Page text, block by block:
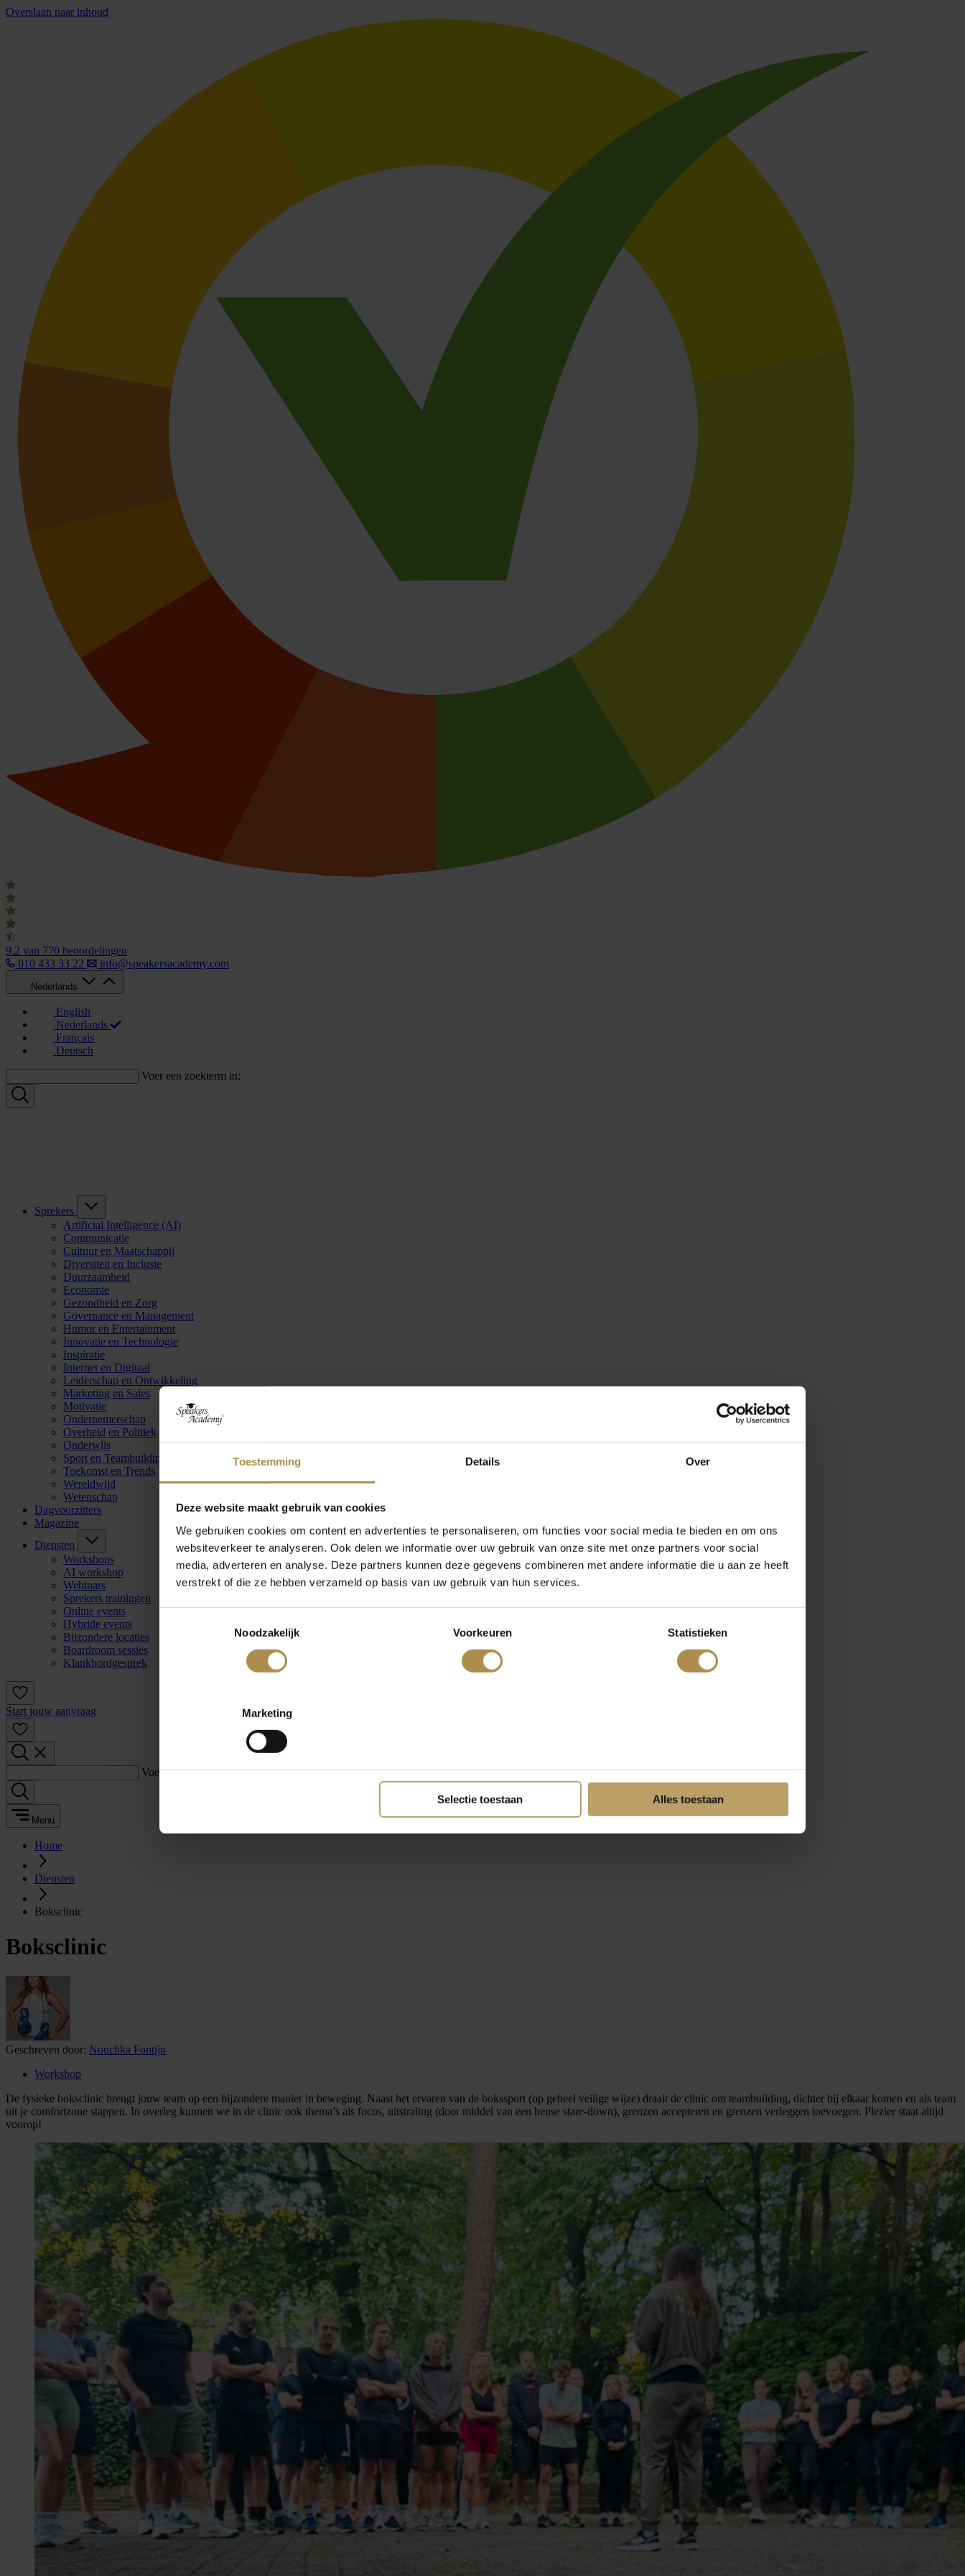
Toestemming Details Over
Deze website maakt gebruik van cookies
We gebruiken cookies om content en advertenties te personaliseren, om functies voor social media te bieden en om ons
websiteverkeer te analyseren. Ook delen we informatie over uw gebruik van onze site met onze partners voor social
media, adverteren en analyse. Deze partners kunnen deze gegevens combineren met andere informatie die u aan ze heeft
verstrekt of die ze hebben verzameld op basis van uw gebruik van hun services.
Noodzakelijk
Voorkeuren Statistieken
Marketing
Selectie toestaan Alles toestaan
Overslaan naar inhoud
9.2 van 770 beoordelingen
010 433 33 22
info@speakersacademy.com
Nederlands
English
Nederlands
Français
Deutsch
Voer een zoekterm in:
Sprekers
Artificial Intelligence (AI)
Communicatie
Cultuur en Maatschappij
Diversiteit en Inclusie
Duurzaamheid
Economie
Gezondheid en Zorg
Governance en Management
Humor en Entertainment
Innovatie en Technologie
Inspiratie
Internet en Digitaal
Leiderschap en Ontwikkeling
Marketing en Sales
Motivatie
Ondernemerschap
Overheid en Politiek
Onderwijs
Sport en Teambuilding
Toekomst en Trends
Wereldwijd
Wetenschap
Dagvoorzitters
Magazine
Diensten
Workshops
AI workshop
Webinars
Sprekers trainingen
Online events
Hybride events
Bijzondere locaties
Boardroom sessies
Klankbordgesprek
Start jouw aanvraag
Voer een zoekterm in:
Menu
Home
Diensten
Boksclinic
Boksclinic
Geschreven door: Nouchka Fontijn
Workshop
De fysieke boksclinic brengt jouw team op een bijzondere manier in beweging. Naast het ervaren van de bokssport (op geheel veilige wijze) draait de clinic om teambuilding, dichter bij elkaar komen en als team
uit je comfortzone stappen. In overleg kunnen we in de clinic ook thema’s als focus, uitstraling (door middel van een heuse stare-down), grenzen accepteren en grenzen verleggen toevoegen. Plezier staat altijd
voorop!